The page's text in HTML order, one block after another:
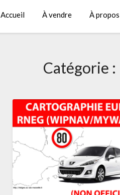
Accueil À vendre À propos
Catégorie :